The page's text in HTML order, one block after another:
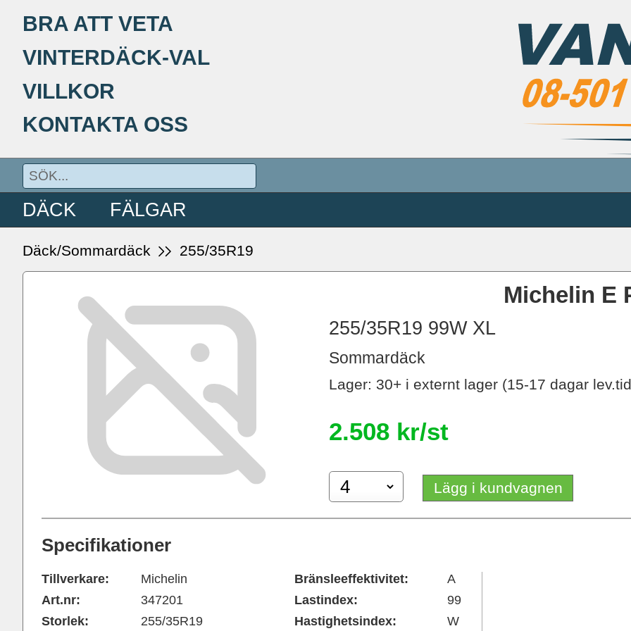
BRA ATT VETA
VINTERDÄCK-VAL
VILLKOR
KONTAKTA OSS
DÄCK FÄLGAR
Däck/Sommardäck 255/35R19
Michelin E
255/35R19 99W XL
Sommardäck
Lager: 30+ i externt lager (15-17 dagar
2.508 kr/st
Lägg i kundvagnen
Specifikationer
Tillverkare:
Art.nr:
Storlek:
Michelin
347201
255/35R19
Bränsleeffektivitet:
Lastindex:
Hastighetsindex:
A
99
W